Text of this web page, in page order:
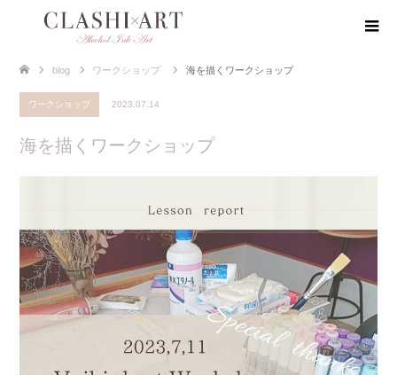
blog ワークショップ 海を描くワークショップ
ワークショップ 2023.07.14
海を描くワークショップ